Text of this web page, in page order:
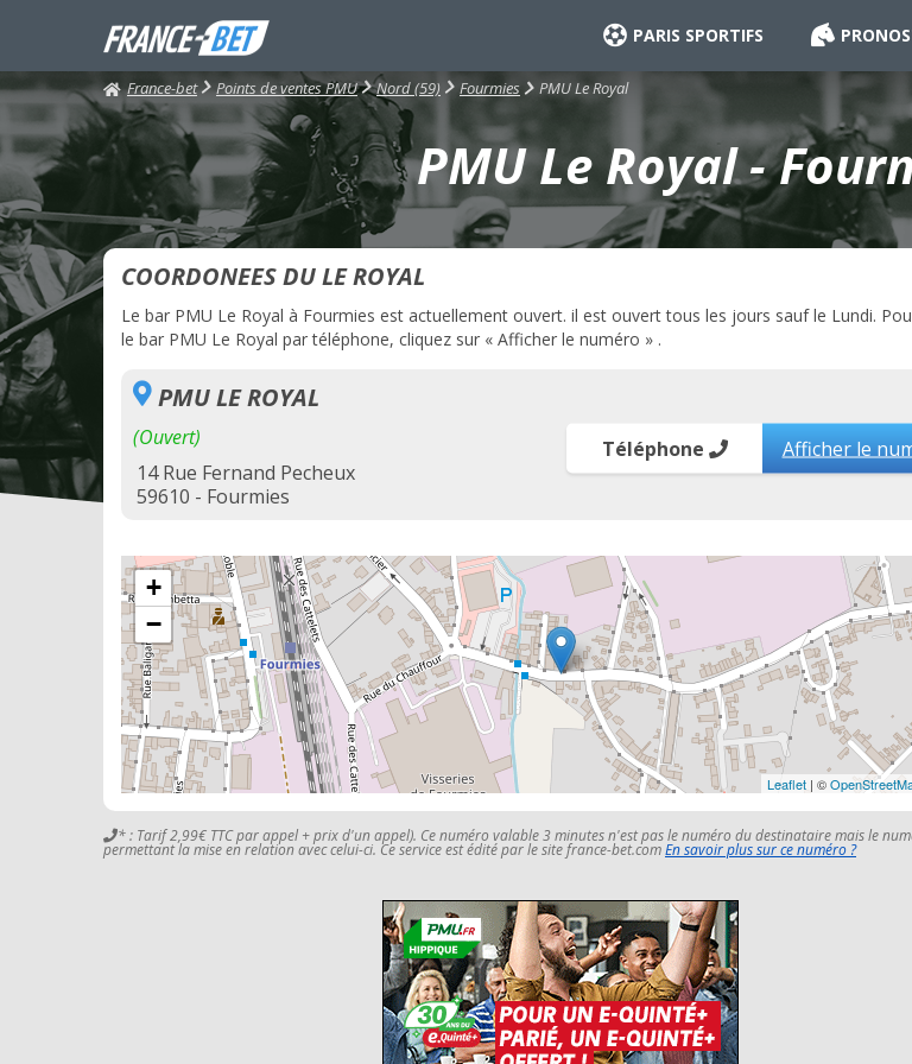
PARIS SPORTIFS
France-bet Points de ventes PMU Nord (59) Fourmies PMU Le Royal
PMU Le Royal -
COORDONEES DU LE ROYAL
Le bar PMU Le Royal à Fourmies est actuellement ouvert. il est ouvert tous les jours sauf le Lundi.
le bar PMU Le Royal par téléphone, cliquez sur « Afficher le numéro » .
PMU LE ROYAL
(Ouvert)
14 Rue Fernand Pecheux
59610 - Fourmies
Téléphone Afficher le
+
−
Leaflet | ©
* : Tarif 2,99€ TTC par appel + prix d'un appel). Ce numéro valable 3 minutes n'est pas le numéro du destinataire mais le
permettant la mise en relation avec celui-ci. Ce service est édité par le site france-bet.comEn savoir plus sur ce numéro ?